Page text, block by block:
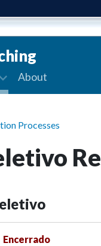
About
Processes
Encerrado